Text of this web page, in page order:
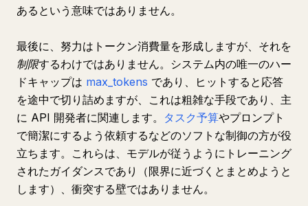
あるという意味ではありません。
最後に、努力はトークン消費量を形成しますが、それを
制限するわけではありません。システム内の唯一のハー
ドキャップは max_tokens であり、ヒットすると応答
を途中で切り詰めますが、これは粗雑な手段であり、主
に API 開発者に関連します。 タスク予算やプロンプト
で簡潔にするよう依頼するなどのソフトな制御の方が役
立ちます。これらは、モデルが従うようにトレーニング
されたガイダンスであり（限界に近づくとまとめようと
します）、衝突する壁ではありません。